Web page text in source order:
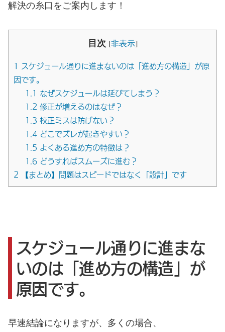
解決の糸口をご案内します！
目次 [非表示]
1 スケジュール通りに進まないのは「進め方の構造」が原
因です。
1.1 なぜスケジュールは延びてしまう？
1.2 修正が増えるのはなぜ？
1.3 校正ミスは防げない？
1.4どこでズレが起きやすい？
1.5 よくある進め方の特徴は？
1.6どうすればスムーズに進む？
2 【まとめ】問題はスピードではなく「設計」です
スケジュール通りに進まな
いのは「進め方の構造」が
原因です。
早速結論になりますが、多くの場合、